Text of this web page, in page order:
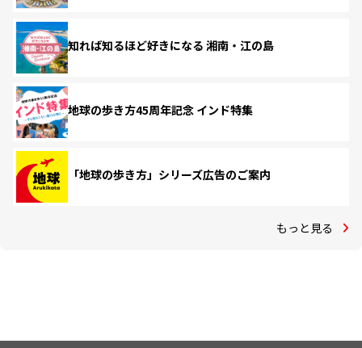
知れば知るほど好きになる 湘南・江の島
地球の歩き方45周年記念 インド特集
「地球の歩き方」シリーズ広告のご案内
もっと見る